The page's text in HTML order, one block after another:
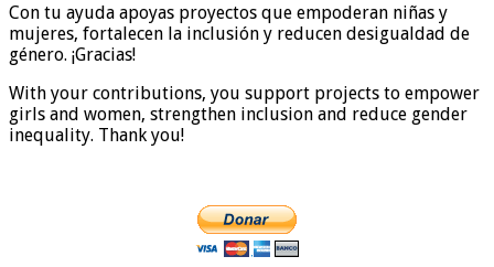
Con tu ayuda apoyas proyectos que empoderan niñas y
mujeres, fortalecen la inclusión y reducen desigualdad de
género. ¡Gracias!
With your contributions, you support projects to empower
girls and women, strengthen inclusion and reduce gender
inequality. Thank you!